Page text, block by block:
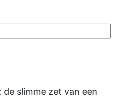
de slimme zet van een